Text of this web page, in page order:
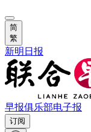
简
繁
新明日报
早报俱乐部电子报
订阅